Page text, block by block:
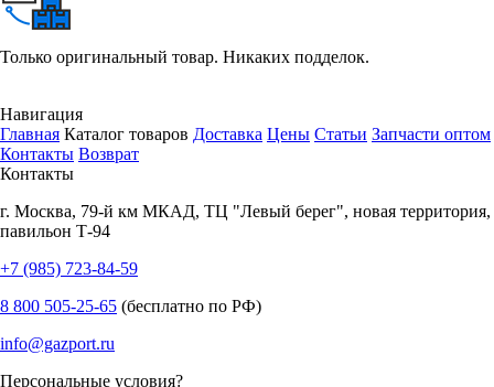
Только оригинальный товар. Никаких подделок.
Навигация
Главная Каталог товаров Доставка Цены Статьи Запчасти оптом
Контакты Возврат
Контакты
г. Москва, 79-й км МКАД, ТЦ "Левый берег", новая территория,
павильон Т-94
+7 (985) 723-84-59
8 800 505-25-65 (бесплатно по РФ)
info@gazport.ru
Персональные условия?